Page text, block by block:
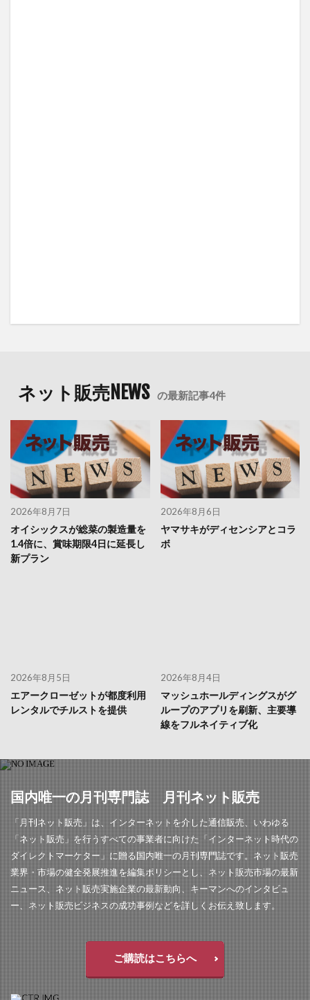
ネット販売NEWS の最新記事4件
2026年8月7日
オイシックスが総菜の製造量を
1.4倍に、賞味期限4日に延長し
新プラン
2026年8月6日
ヤマサキがディセンシアとコラ
ボ
2026年8月5日
エアークローゼットが都度利用
レンタルでチルストを提供
2026年8月4日
マッシュホールディングスがグ
ループのアプリを刷新、主要導
線をフルネイティブ化
国内唯一の月刊専門誌 月刊ネット販売
「月刊ネット販売」は、インターネットを介した通信販売、いわゆる
「ネット販売」を行うすべての事業者に向けた「インターネット時代の
ダイレクトマーケター」に贈る国内唯一の月刊専門誌です。ネット販売
業界・市場の健全発展推進を編集ポリシーとし、ネット販売市場の最新
ニュース、ネット販売実施企業の最新動向、キーマンへのインタビュ
ー、ネット販売ビジネスの成功事例などを詳しくお伝え致します。
ご購読はこちらへ